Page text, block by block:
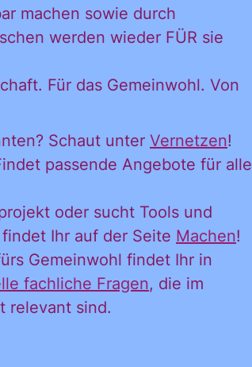
machen sowie durch
werden wieder FÜR sie
Für das Gemeinwohl. Von
Schaut unter Vernetzen!
passende Angebote für alle
oder sucht Tools und
Ihr auf der Seite Machen!
Gemeinwohl findet Ihr in
fachliche Fragen, die im
relevant sind. alle